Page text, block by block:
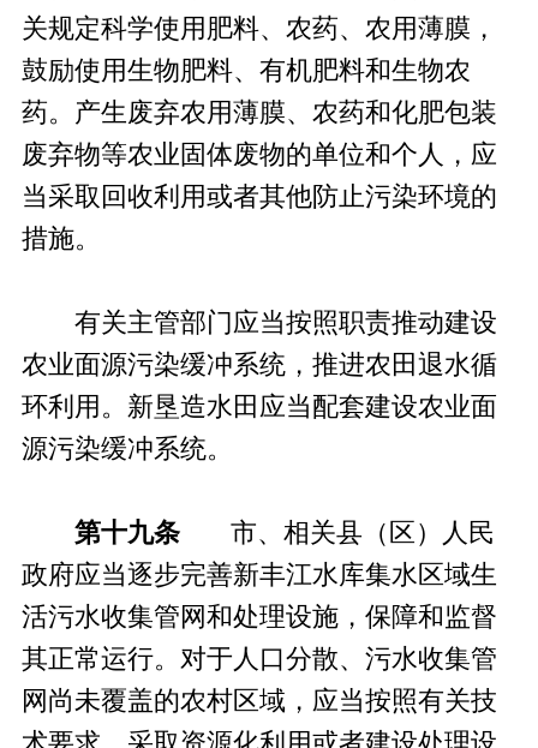
关规定科学使用肥料、农药、农用薄膜，
鼓励使用生物肥料、有机肥料和生物农
药。产生废弃农用薄膜、农药和化肥包装
废弃物等农业固体废物的单位和个人，应
当采取回收利用或者其他防止污染环境的
措施。
有关主管部门应当按照职责推动建设
农业面源污染缓冲系统，推进农田退水循
环利用。新垦造水田应当配套建设农业面
源污染缓冲系统。
第十九条 市、相关县（区）人民
政府应当逐步完善新丰江水库集水区域生
活污水收集管网和处理设施，保障和监督
其正常运行。对于人口分散、污水收集管
网尚未覆盖的农村区域，应当按照有关技